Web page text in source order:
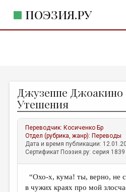
ПОЭЗИЯ.РУ
ЖАНРЫ
АВТОРЫ
КОММЕНТАРИИ
ЛИТСАЛОН
ПРАВИЛА САЙТА
Джузеппе Джоакино
Утешения
Переводчик: Косиченко Бр
Отдел (рубрика, жанр): Переводы
Дата и время публикации:
Сертификат Поэзия.ру: серия
“Охо-х, кума! ты, верно, не
в чужих краях про мой